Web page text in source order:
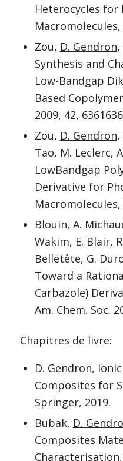
Heterocycles for
Macromolecules,
Zou, D. Gendron,
Synthesis and
Low-Bandgap
Based
2009, 42,
Zou, D. Gendron,
Tao, M. Leclerc,
LowBandgap
Derivative for
Macromolecules,
Blouin, A.
Wakim, E. Blair,
Belletête, G.
Toward a
Carbazole)
Am. Chem. Soc.
Chapitres de livre:
D. Gendron,
Composites for
Springer, 2019.
Bubak, D.
Composites